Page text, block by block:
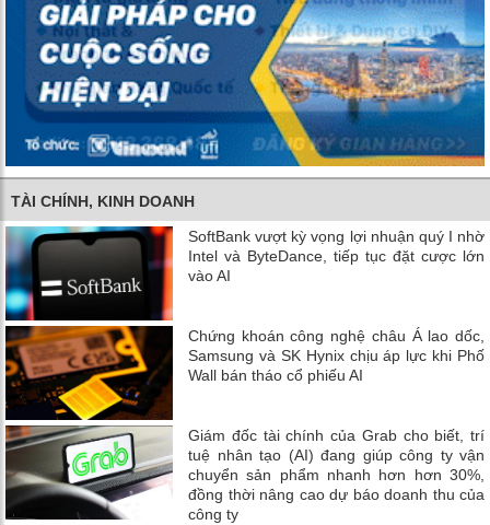
TÀI CHÍNH, KINH DOANH
SoftBank vượt kỳ vọng lợi nhuận quý I nhờ
Intel và ByteDance, tiếp tục đặt cược lớn
vào AI
Chứng khoán công nghệ châu Á lao dốc,
Samsung và SK Hynix chịu áp lực khi Phố
Wall bán tháo cổ phiếu AI
Giám đốc tài chính của Grab cho biết, trí
tuệ nhân tạo (AI) đang giúp công ty vận
chuyển sản phẩm nhanh hơn hơn 30%,
đồng thời nâng cao dự báo doanh thu của
công ty